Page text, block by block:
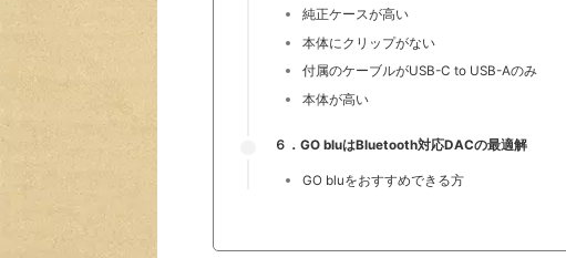
純正ケースが高い
本体にクリップがない
付属のケーブルがUSB-C to USB-Aのみ
本体が高い
６．GO bluはBluetooth対応DACの最適解
GO bluをおすすめできる方